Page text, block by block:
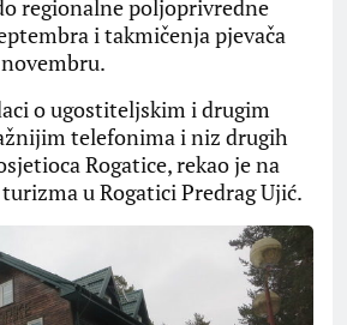
regionalne poljoprivredne
i takmičenja pjevača
o ugostiteljskim i drugim
telefonima i niz drugih
Rogatice, rekao je na
u Rogatici Predrag Ujić.